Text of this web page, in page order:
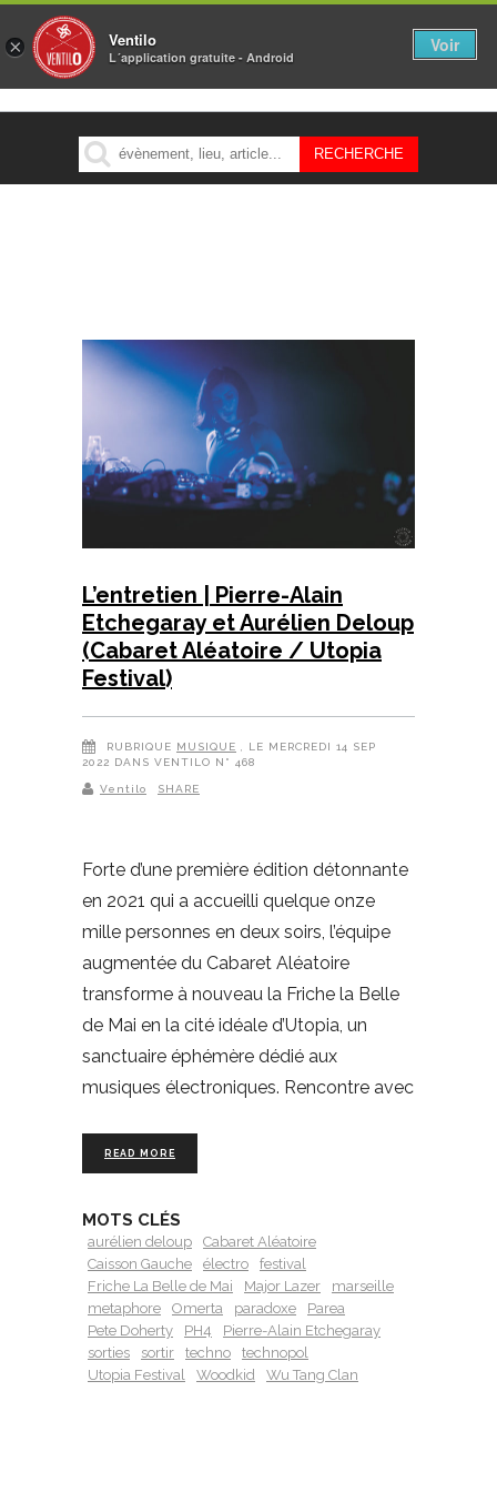
MENU
L’entretien | Pierre-Alain
Etchegaray et Aurélien Deloup
(Cabaret Aléatoire / Utopia
Festival)
RUBRIQUE MUSIQUE
, LE MERCREDI 14 SEP
2022 DANS VENTILO N° 468
Ventilo SHARE
Forte d’une première édition détonnante
en 2021 qui a accueilli quelque onze
mille personnes en deux soirs, l’équipe
augmentée du Cabaret Aléatoire
transforme à nouveau la Friche la Belle
de Mai en la cité idéale d’Utopia, un
sanctuaire éphémère dédié aux
musiques électroniques. Rencontre avec
READ MORE
MOTS CLÉS
aurélien deloup
Cabaret Aléatoire
Caisson Gauche
électro
festival
Friche La Belle de Mai
Major Lazer
marseille
metaphore
Omerta paradoxe
Parea
Pete Doherty
PH4
Pierre-Alain Etchegaray
sorties
sortir techno
technopol
Utopia Festival
Woodkid Wu Tang Clan
× Ventilo
L´application gratuite - Android
Voir